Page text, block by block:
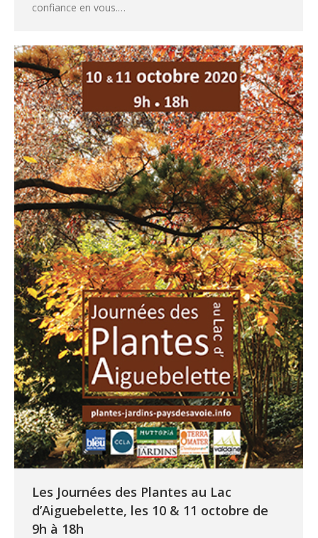
confiance en vous.…
Les Journées des Plantes au Lac
d’Aiguebelette, les 10 & 11 octobre de
9h à 18h